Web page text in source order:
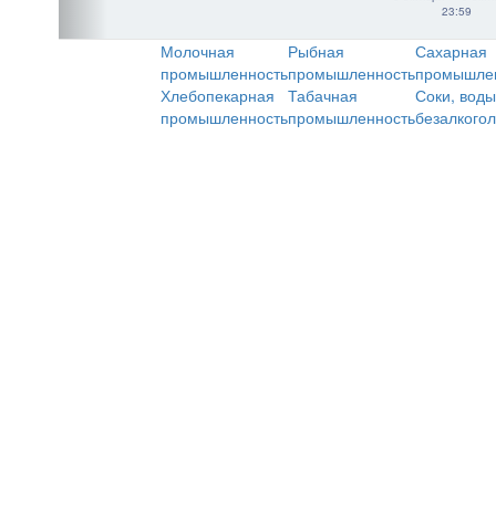
23:59
Молочная
промышленность
Рыбная
промышленность
Сахарная
Хлебопекарная
промышленность
Табачная
промышленность
Соки,